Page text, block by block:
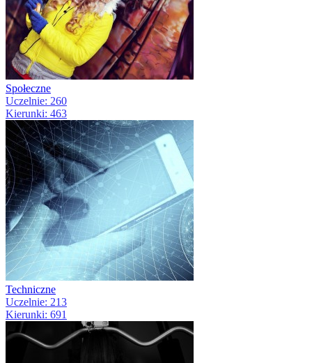
Społeczne
Uczelnie: 260
Kierunki: 463
Techniczne
Uczelnie: 213
Kierunki: 691